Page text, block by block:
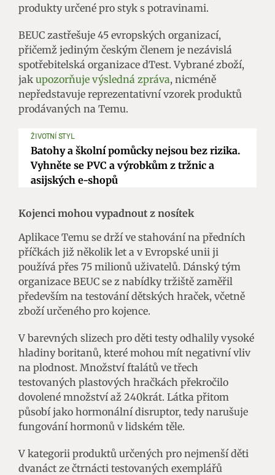
produkty určené pro styk s potravinami.
BEUC zastřešuje 45 evropských organizací,
přičemž jediným českým členem je nezávislá
spotřebitelská organizace dTest. Vybrané zboží,
jak upozorňuje výsledná zpráva, nicméně
nepředstavuje reprezentativní vzorek produktů
prodávaných na Temu.
ŽIVOTNÍ STYL
Batohy a školní pomůcky nejsou bez rizika.
Vyhněte se PVC a výrobkům z tržnic a
asijských e-shopů
Kojenci mohou vypadnout z nosítek
Aplikace Temu se drží ve stahování na předních
příčkách již několik let a v Evropské unii ji
používá přes 75 milionů uživatelů. Dánský tým
organizace BEUC se z nabídky tržiště zaměřil
především na testování dětských hraček, včetně
zboží určeného pro kojence.
V barevných slizech pro děti testy odhalily vysoké
hladiny boritanů, které mohou mít negativní vliv
na plodnost. Množství ftalátů ve třech
testovaných plastových hračkách překročilo
dovolené množství až 240krát. Látka přitom
působí jako hormonální disruptor, tedy narušuje
fungování hormonů v lidském těle.
V kategorii produktů určených pro nejmenší děti
dvanáct ze čtrnácti testovaných exemplářů